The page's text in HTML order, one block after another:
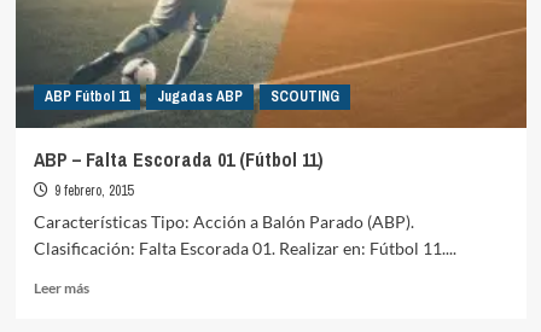
ABP Fútbol 11 Jugadas ABP SCOUTING
ABP – Falta Escorada 01 (Fútbol 11)
9 febrero, 2015
Características Tipo: Acción a Balón Parado (ABP).
Clasificación: Falta Escorada 01. Realizar en: Fútbol 11....
Leer másLeer